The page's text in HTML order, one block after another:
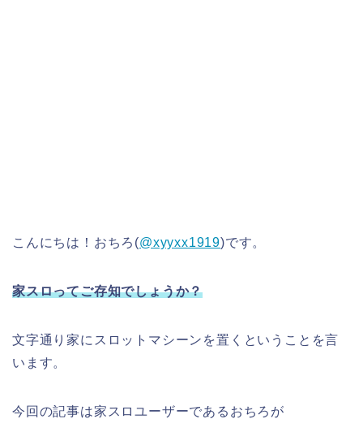
こんにちは！おちろ(@xyyxx1919)です。
家スロってご存知でしょうか？
文字通り家にスロットマシーンを置くということを言
います。
今回の記事は家スロユーザーであるおちろが